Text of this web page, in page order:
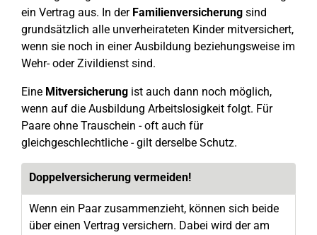
ein Vertrag aus. In der Familienversicherung sind
grundsätzlich alle unverheirateten Kinder mitversichert,
wenn sie noch in einer Ausbildung beziehungsweise im
Wehr- oder Zivildienst sind.
Eine Mitversicherung ist auch dann noch möglich,
wenn auf die Ausbildung Arbeitslosigkeit folgt. Für
Paare ohne Trauschein - oft auch für
gleichgeschlechtliche - gilt derselbe Schutz.
Doppelversicherung vermeiden!
Wenn ein Paar zusammenzieht, können sich beide
über einen Vertrag versichern. Dabei wird der am